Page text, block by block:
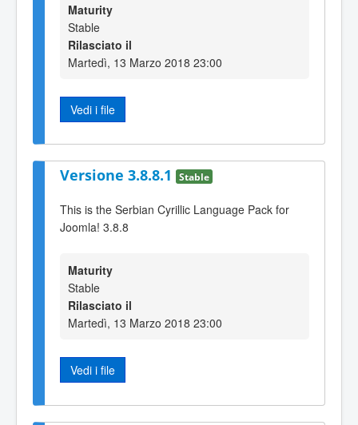
Maturity
Stable
Rilasciato il
Martedì, 13 Marzo 2018 23:00
Vedi i file
Versione 3.8.8.1 Stable
This is the Serbian Cyrillic Language Pack for
Joomla! 3.8.8
Maturity
Stable
Rilasciato il
Martedì, 13 Marzo 2018 23:00
Vedi i file